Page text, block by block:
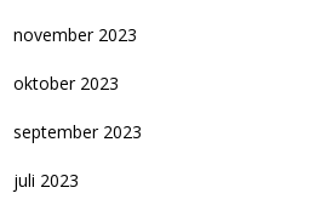
november 2023
oktober 2023
september 2023
juli 2023